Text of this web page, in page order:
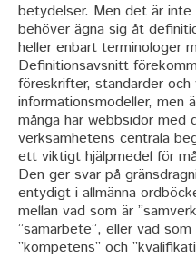
betydelser. Men det är
behöver ägna sig åt
heller enbart terminologer
Definitionsavsnitt
föreskrifter, standarder
informationsmodeller, men
många har webbsidor med
verksamhetens centrala
ett viktigt hjälpmedel för
Den ger svar på
entydigt i allmänna
mellan vad som är
”samarbete”, eller vad
”kompetens” och